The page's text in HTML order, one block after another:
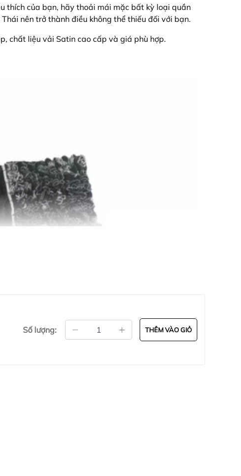
thích của bạn, hãy thoải mái mặc bất kỳ loại quần
nên trở thành điều không thể thiếu đối với bạn.
chất liệu vải Satin cao cấp và giá phù hợp.
Số lượng: THÊM VÀO GIỎ